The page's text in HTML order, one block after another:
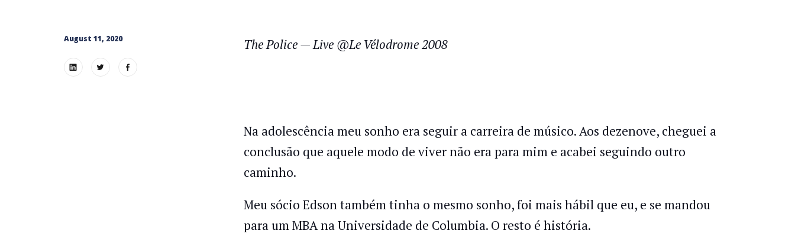
August 11, 2020 The Police — Live @Le Vélodrome 2008
Na adolescência meu sonho era seguir a carreira de músico. Aos dezenove, cheguei a
conclusão que aquele modo de viver não era para mim e acabei seguindo outro
caminho.
Meu sócio Edson também tinha o mesmo sonho, foi mais hábil que eu, e se mandou
para um MBA na Universidade de Columbia. O resto é história.